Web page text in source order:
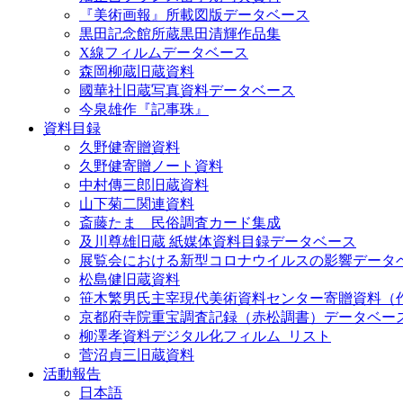
『美術画報』所載図版データベース
黒田記念館所蔵黒田清輝作品集
X線フィルムデータベース
森岡柳蔵旧蔵資料
國華社旧蔵写真資料データベース
今泉雄作『記事珠』
資料目録
久野健寄贈資料
久野健寄贈ノート資料
中村傳三郎旧蔵資料
山下菊二関連資料
斎藤たま 民俗調査カード集成
及川尊雄旧蔵 紙媒体資料目録データベース
展覧会における新型コロナウイルスの影響データ
松島健旧蔵資料
笹木繁男氏主宰現代美術資料センター寄贈資料（
京都府寺院重宝調査記録（赤松調書）データベー
柳澤孝資料デジタル化フィルム_リスト
菅沼貞三旧蔵資料
活動報告
日本語